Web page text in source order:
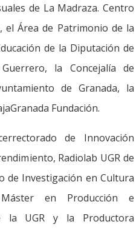
de La Madraza. Centro
el Área de Patrimonio de la
de la Diputación de
la Concejalía de
de Granada, la
Fundación.
de Innovación
Radiolab UGR de
de Investigación en Cultura
en Producción e
la UGR y la Productora